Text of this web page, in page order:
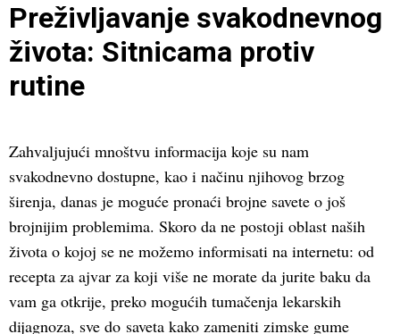
Preživljavanje svakodnevnog
života: Sitnicama protiv
rutine
Zahvaljujući mnoštvu informacija koje su nam
svakodnevno dostupne, kao i načinu njihovog brzog
širenja, danas je moguće pronaći brojne savete o još
brojnijim problemima. Skoro da ne postoji oblast naših
života o kojoj se ne možemo informisati na internetu: od
recepta za ajvar za koji više ne morate da jurite baku da
vam ga otkrije, preko mogućih tumačenja lekarskih
dijagnoza, sve do saveta kako zameniti zimske gume